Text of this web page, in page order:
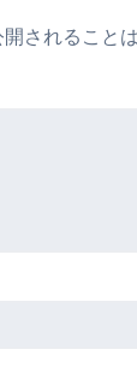
されること